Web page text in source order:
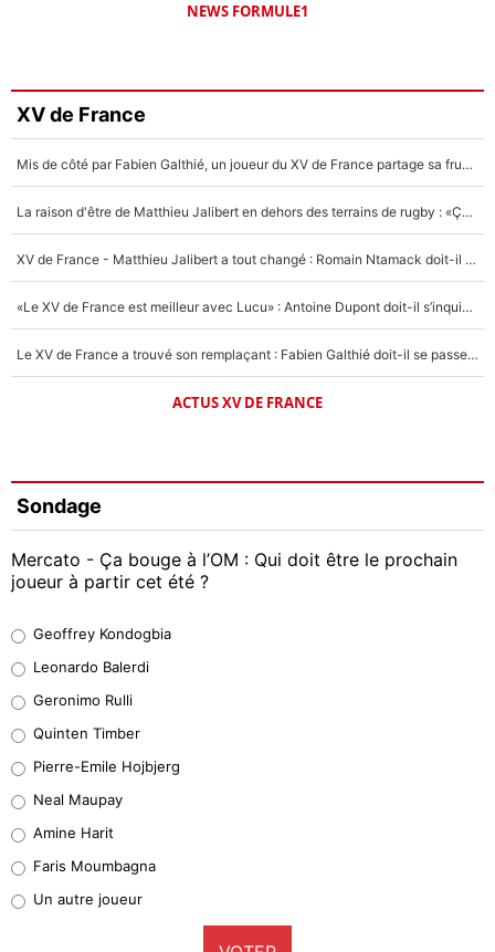
NEWS FORMULE1
XV de France
Mis de côté par Fabien Galthié, un joueur du XV de France partage sa frustration : «ils ne me l’ont pas dit tout de suite»
La raison d'être de Matthieu Jalibert en dehors des terrains de rugby : «Ça m'atteint autant que si tu touches à un membre de ma famille»
XV de France - Matthieu Jalibert a tout changé : Romain Ntamack doit-il s’inquiéter pour sa place à un an de la Coupe du monde ?
«Le XV de France est meilleur avec Lucu» : Antoine Dupont doit-il s’inquiéter pour sa place ?
Le XV de France a trouvé son remplaçant : Fabien Galthié doit-il se passer d'Antoine Dupont ?
ACTUS XV DE FRANCE
Sondage
Mercato - Ça bouge à l’OM : Qui doit être le prochain
joueur à partir cet été ?
38%
32%
5%
1%
9%
Geoffrey Kondogbia
Leonardo Balerdi
Geronimo Rulli
Quinten Timber
Pierre-Emile Hojbjerg
Neal Maupay
Amine Harit
Faris Moumbagna
Un autre joueur